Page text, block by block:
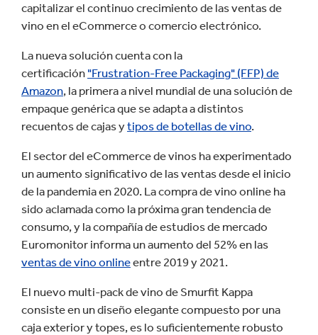
capitalizar el continuo crecimiento de las ventas de
vino en el eCommerce o comercio electrónico.
La nueva solución cuenta con la
certificación "Frustration-Free Packaging" (FFP) de
Amazon, la primera a nivel mundial de una solución de
empaque genérica que se adapta a distintos
recuentos de cajas ytipos de botellas de vino.
El sector del eCommerce de vinos ha experimentado
un aumento significativo de las ventas desde el inicio
de la pandemia en 2020. La compra de vino online ha
sido aclamada como la próxima gran tendencia de
consumo, y la compañía de estudios de mercado
Euromonitor informa un aumento del 52% en las
ventas de vino onlineentre 2019 y 2021.
El nuevo multi-pack de vino de Smurfit Kappa
consiste en un diseño elegante compuesto por una
caja exterior y topes, es lo suficientemente robusto